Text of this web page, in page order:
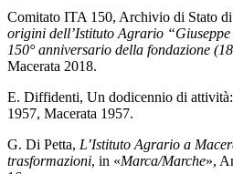
Comitato ITA 150, Archivio di Stato di
origini dell’Istituto Agrario
150° anniversario della fondazione
Macerata 2018.
E. Diffidenti, Un dodicennio di
1957, Macerata 1957.
G. Di Petta, L’Istituto Agrario a
trasformazioni, in «Marca/Marche»,